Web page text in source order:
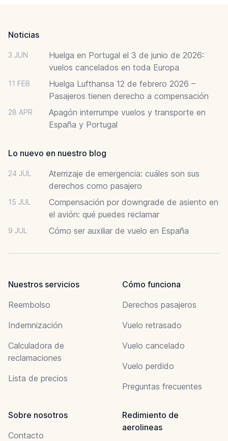
Noticias
3 JUN
Huelga en Portugal el 3 de junio de 2026:
vuelos cancelados en toda Europa
11 FEB
Huelga Lufthansa 12 de febrero 2026 –
Pasajeros tienen derecho a compensación
28 APR
Apagón interrumpe vuelos y transporte en
España y Portugal
Lo nuevo en nuestro blog
24 JUL
Aterrizaje de emergencia: cuáles son sus
derechos como pasajero
15 JUL
Compensación por downgrade de asiento en
el avión: qué puedes reclamar
9 JUL Cómo ser auxiliar de vuelo en España
Nuestros servicios
Reembolso
Indemnización
Calculadora de
reclamaciones
Lista de precios
Cómo funciona
Derechos pasajeros
Vuelo retrasado
Vuelo cancelado
Vuelo perdido
Preguntas frecuentes
Sobre nosotros
Contacto
Redimiento de
aerolineas